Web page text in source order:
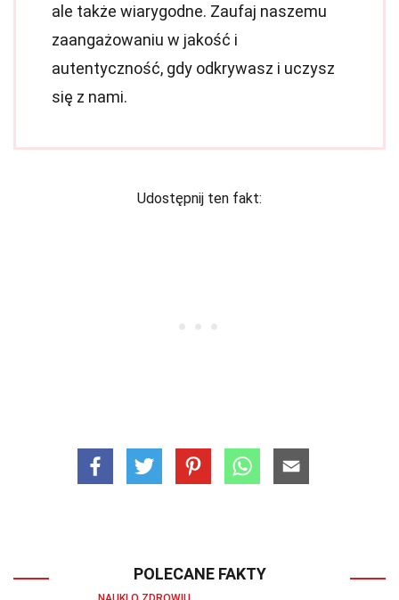
ale także wiarygodne. Zaufaj naszemu
zaangażowaniu w jakość i
autentyczność, gdy odkrywasz i uczysz
się z nami.
Udostępnij ten fakt:
POLECANE FAKTY